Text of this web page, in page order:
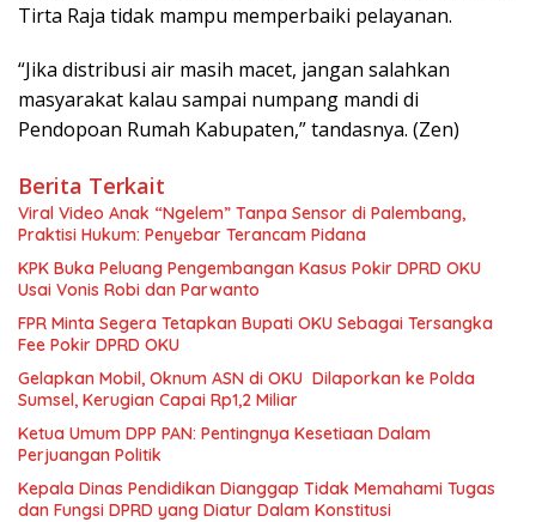
Tirta Raja tidak mampu memperbaiki pelayanan.
“Jika distribusi air masih macet, jangan salahkan
masyarakat kalau sampai numpang mandi di
Pendopoan Rumah Kabupaten,” tandasnya. (Zen)
Berita Terkait
Viral Video Anak “Ngelem” Tanpa Sensor di Palembang,
Praktisi Hukum: Penyebar Terancam Pidana
KPK Buka Peluang Pengembangan Kasus Pokir DPRD OKU
Usai Vonis Robi dan Parwanto
FPR Minta Segera Tetapkan Bupati OKU Sebagai Tersangka
Fee Pokir DPRD OKU
Gelapkan Mobil, Oknum ASN di OKU Dilaporkan ke Polda
Sumsel, Kerugian Capai Rp1,2 Miliar
Ketua Umum DPP PAN: Pentingnya Kesetiaan Dalam
Perjuangan Politik
Kepala Dinas Pendidikan Dianggap Tidak Memahami Tugas
dan Fungsi DPRD yang Diatur Dalam Konstitusi